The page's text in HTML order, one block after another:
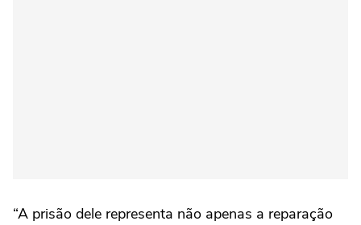
“A prisão dele representa não apenas a reparação